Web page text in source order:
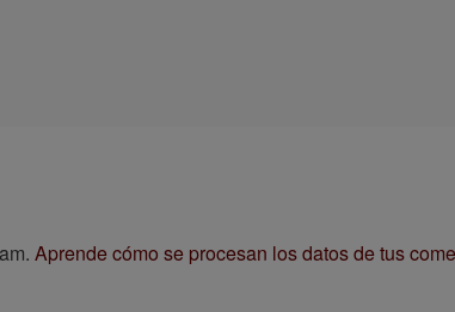
Aprende cómo se procesan los datos de tus